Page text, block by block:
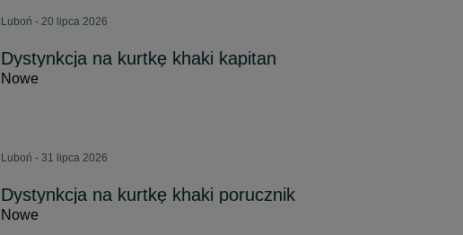
Luboń - 20 lipca 2026
Dystynkcja na kurtkę khaki kapitan
Nowe
Luboń - 31 lipca 2026
Dystynkcja na kurtkę khaki porucznik
Nowe